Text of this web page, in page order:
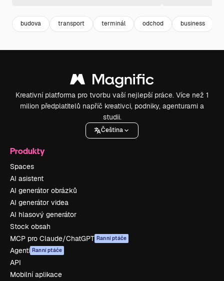
budova transport terminál odchod business
Kreativní platforma pro tvorbu vaší nejlepší práce. Více než 1
milion předplatitelů napříč kreativci, podniky, agenturami a
studii.
Čeština
Produkty
Spaces
AI asistent
AI generátor obrázků
AI generátor videa
AI hlasový generátor
Stock obsah
MCP pro Claude/ChatGPT Ranní ptáče
Agenti Ranní ptáče
API
Mobilní aplikace